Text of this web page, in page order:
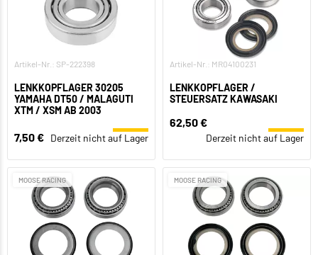
Artikel-Nr.: SP-222398
LENKKOPFLAGER 30205
YAMAHA DT50 / MALAGUTI
XTM / XSM AB 2003
7,50 € Derzeit nicht auf Lager
Artikel-Nr.: MR04100231
LENKKOPFLAGER /
STEUERSATZ KAWASAKI
62,50 €
Derzeit nicht auf Lager
MOOSE RACING MOOSE RACING